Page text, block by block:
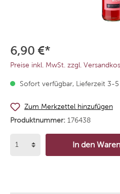
6,90 €*
Preise inkl. MwSt. zzgl.
Sofort verfügbar, Lieferzeit 3-5
Zum Merkzettel hinzufügen
Produktnummer: 176438
In den